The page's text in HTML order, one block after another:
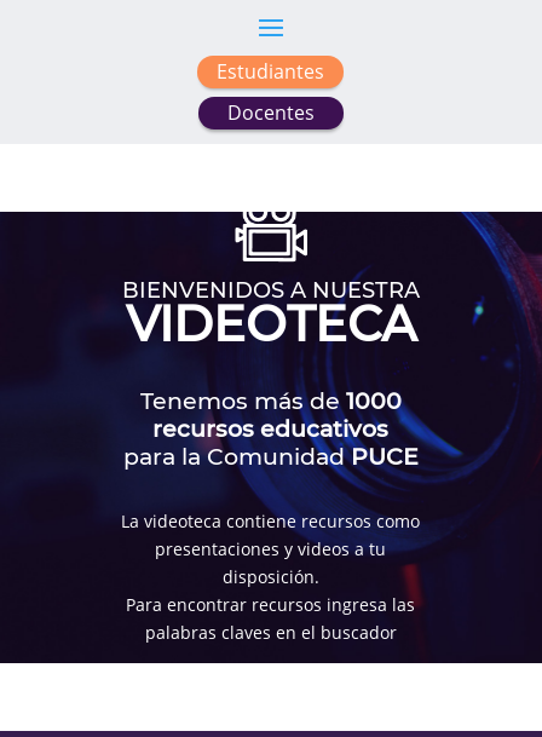
Estudiantes
Docentes
BIENVENIDOS A NUESTRA
VIDEOTECA
Tenemos más de1000
recursos educativos
para la ComunidadPUCE
La videoteca contiene recursos como
presentaciones y videos a tu
disposición.
Para encontrar recursos ingresa las
palabras claves en el buscador